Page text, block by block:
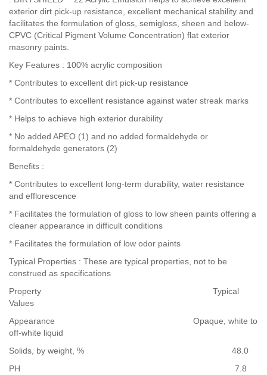
exterior dirt pick-up resistance, excellent mechanical stability and
facilitates the formulation of gloss, semigloss, sheen and below-
CPVC (Critical Pigment Volume Concentration) flat exterior
masonry paints.
Key Features : 100% acrylic composition
* Contributes to excellent dirt pick-up resistance
* Contributes to excellent resistance against water streak marks
* Helps to achieve high exterior durability
* No added APEO (1) and no added formaldehyde or
formaldehyde generators (2)
Benefits :
* Contributes to excellent long-term durability, water resistance
and efflorescence
* Facilitates the formulation of gloss to low sheen paints offering a
cleaner appearance in difficult conditions
* Facilitates the formulation of low odor paints
Typical Properties : These are typical properties, not to be
construed as specifications
Property Typical
Values
Appearance Opaque, white to
off-white liquid
Solids, by weight, % 48.0
PH 7.8